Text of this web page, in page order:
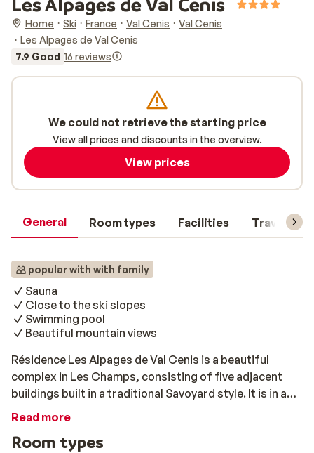
Home Ski France Val Cenis
Val Cenis
Les Alpages de Val Cenis
7.9 Good 16 reviews
General Room types Facilities Travel
popular with with family
Sauna
Close to the ski slopes
Swimming pool
Beautiful mountain views
Résidence Les Alpages de Val Cenis is a beautiful
complex in Les Champs, consisting of five adjacent
buildings built in a traditional Savoyard style. It is in a
stunning location between the two villages of
both the slopes and the nearest ski lift. The
Read more
Room types
We could not retrieve the starting price
View all prices and discounts in the overview.
View prices